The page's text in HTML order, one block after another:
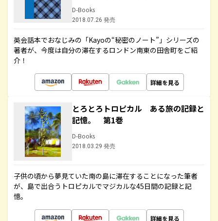
D-Books
2018.07.26 発売
英会話本でおなじみの「Kayoの“秘密のノート”」シリーズの
著者が、今度は自分の滞在するロンドン南東の田舎町をご紹
介！
詳細を見る
とろとろトロピカル ある旅の記録と
記憶。 第1巻
D-Books
2018.03.29 発売
子供の頃から夢見ていた南の島に滞在することになった筆者
が、島で出合うトロピカルでマジカルな45日間の記録と記
憶。
詳細を見る